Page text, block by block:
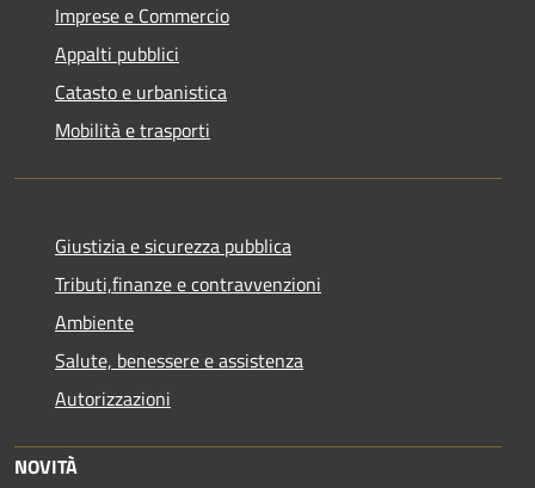
Imprese e Commercio
Appalti pubblici
Catasto e urbanistica
Mobilità e trasporti
Giustizia e sicurezza pubblica
Tributi,finanze e contravvenzioni
Ambiente
Salute, benessere e assistenza
Autorizzazioni
NOVITÀ